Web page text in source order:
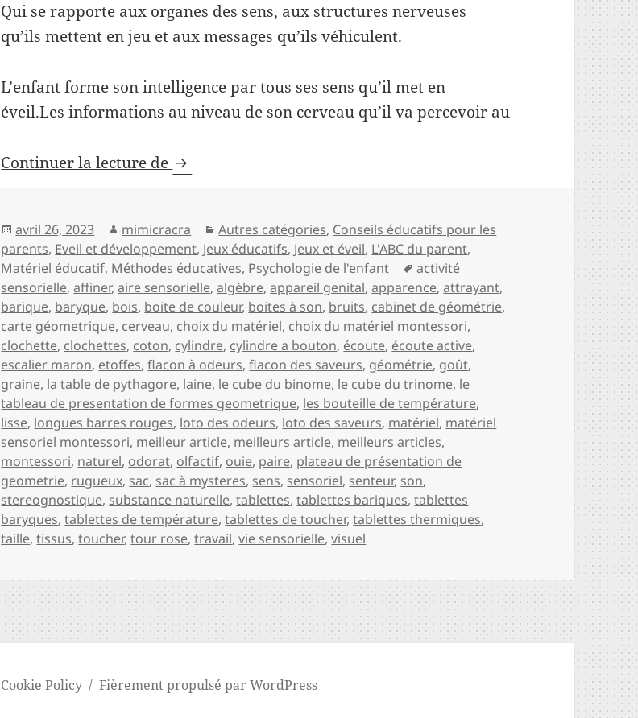
Qui se rapporte aux organes des sens, aux structures nerveuses
qu’ils mettent en jeu et aux messages qu’ils véhiculent.
L’enfant forme son intelligence par tous ses sens qu’il met en
éveil.Les informations au niveau de son cerveau qu’il va percevoir au
Continuer la lecture de Le matériel sensoriel dans la pédagogie Montessori(choix du
Publié
le
avril 26, 2023 Auteur
mimicracra Catégories
Autres catégories, Conseils éducatifs pour les
parents, Eveil et développement, Jeux éducatifs, Jeux et éveil, L'ABC du parent,
Matériel éducatif, Méthodes éducatives, Psychologie de l'enfant
Mots-
clés
activité
sensorielle,affiner,aire sensorielle,algèbre,appareil genital,apparence,attrayant,
barique, baryque, bois, boite de couleur, boites à son, bruits, cabinet de géométrie,
carte géometrique, cerveau, choix du matériel, choix du matériel montessori,
clochette, clochettes, coton, cylindre, cylindre a bouton, écoute, écoute active,
escalier maron, etoffes,flacon à odeurs,flacon des saveurs, géométrie, goût,
graine, la table de pythagore, laine, le cube du binome, le cube du trinome, le
tableau de presentation de formes geometrique, les bouteille de température,
lisse, longues barres rouges, loto des odeurs, loto des saveurs, matériel, matériel
sensoriel montessori, meilleur article, meilleurs article, meilleurs articles,
montessori, naturel, odorat, olfactif, ouie, paire, plateau de présentation de
geometrie, rugueux, sac, sac à mysteres, sens, sensoriel, senteur, son,
stereognostique, substance naturelle,tablettes,tablettes bariques,tablettes
baryques,tablettes de température,tablettes de toucher,tablettes thermiques,
taille,tissus,toucher,tour rose,travail,vie sensorielle,visuel
Cookie Policy Fièrement propulsé par WordPress